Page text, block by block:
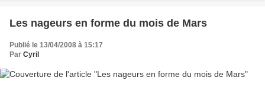
Les nageurs en forme du mois de Mars
Publié le 13/04/2008 à 15:17
Par Cyril